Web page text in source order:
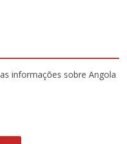
informações sobre Angola